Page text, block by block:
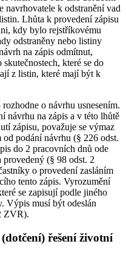
navrhovatele k odstranění vad
Lhůta k provedení zápisu
kdy bylo rejstříkovému
odstraněny nebo listiny
na zápis odmítnut,
které se do
z listin, které mají být k
o návrhu usnesením.
návrhu na zápis a v této lhůtě
zápisu, považuje se výmaz
podání návrhu (§ 226 odst.
do 2 pracovních dnů ode
(§ 98 odst. 2
o provedení zasláním
tento zápis. Vyrozumění
se zapisují podle jiného
Výpis musí být odeslán
ZVR).
řešení životní